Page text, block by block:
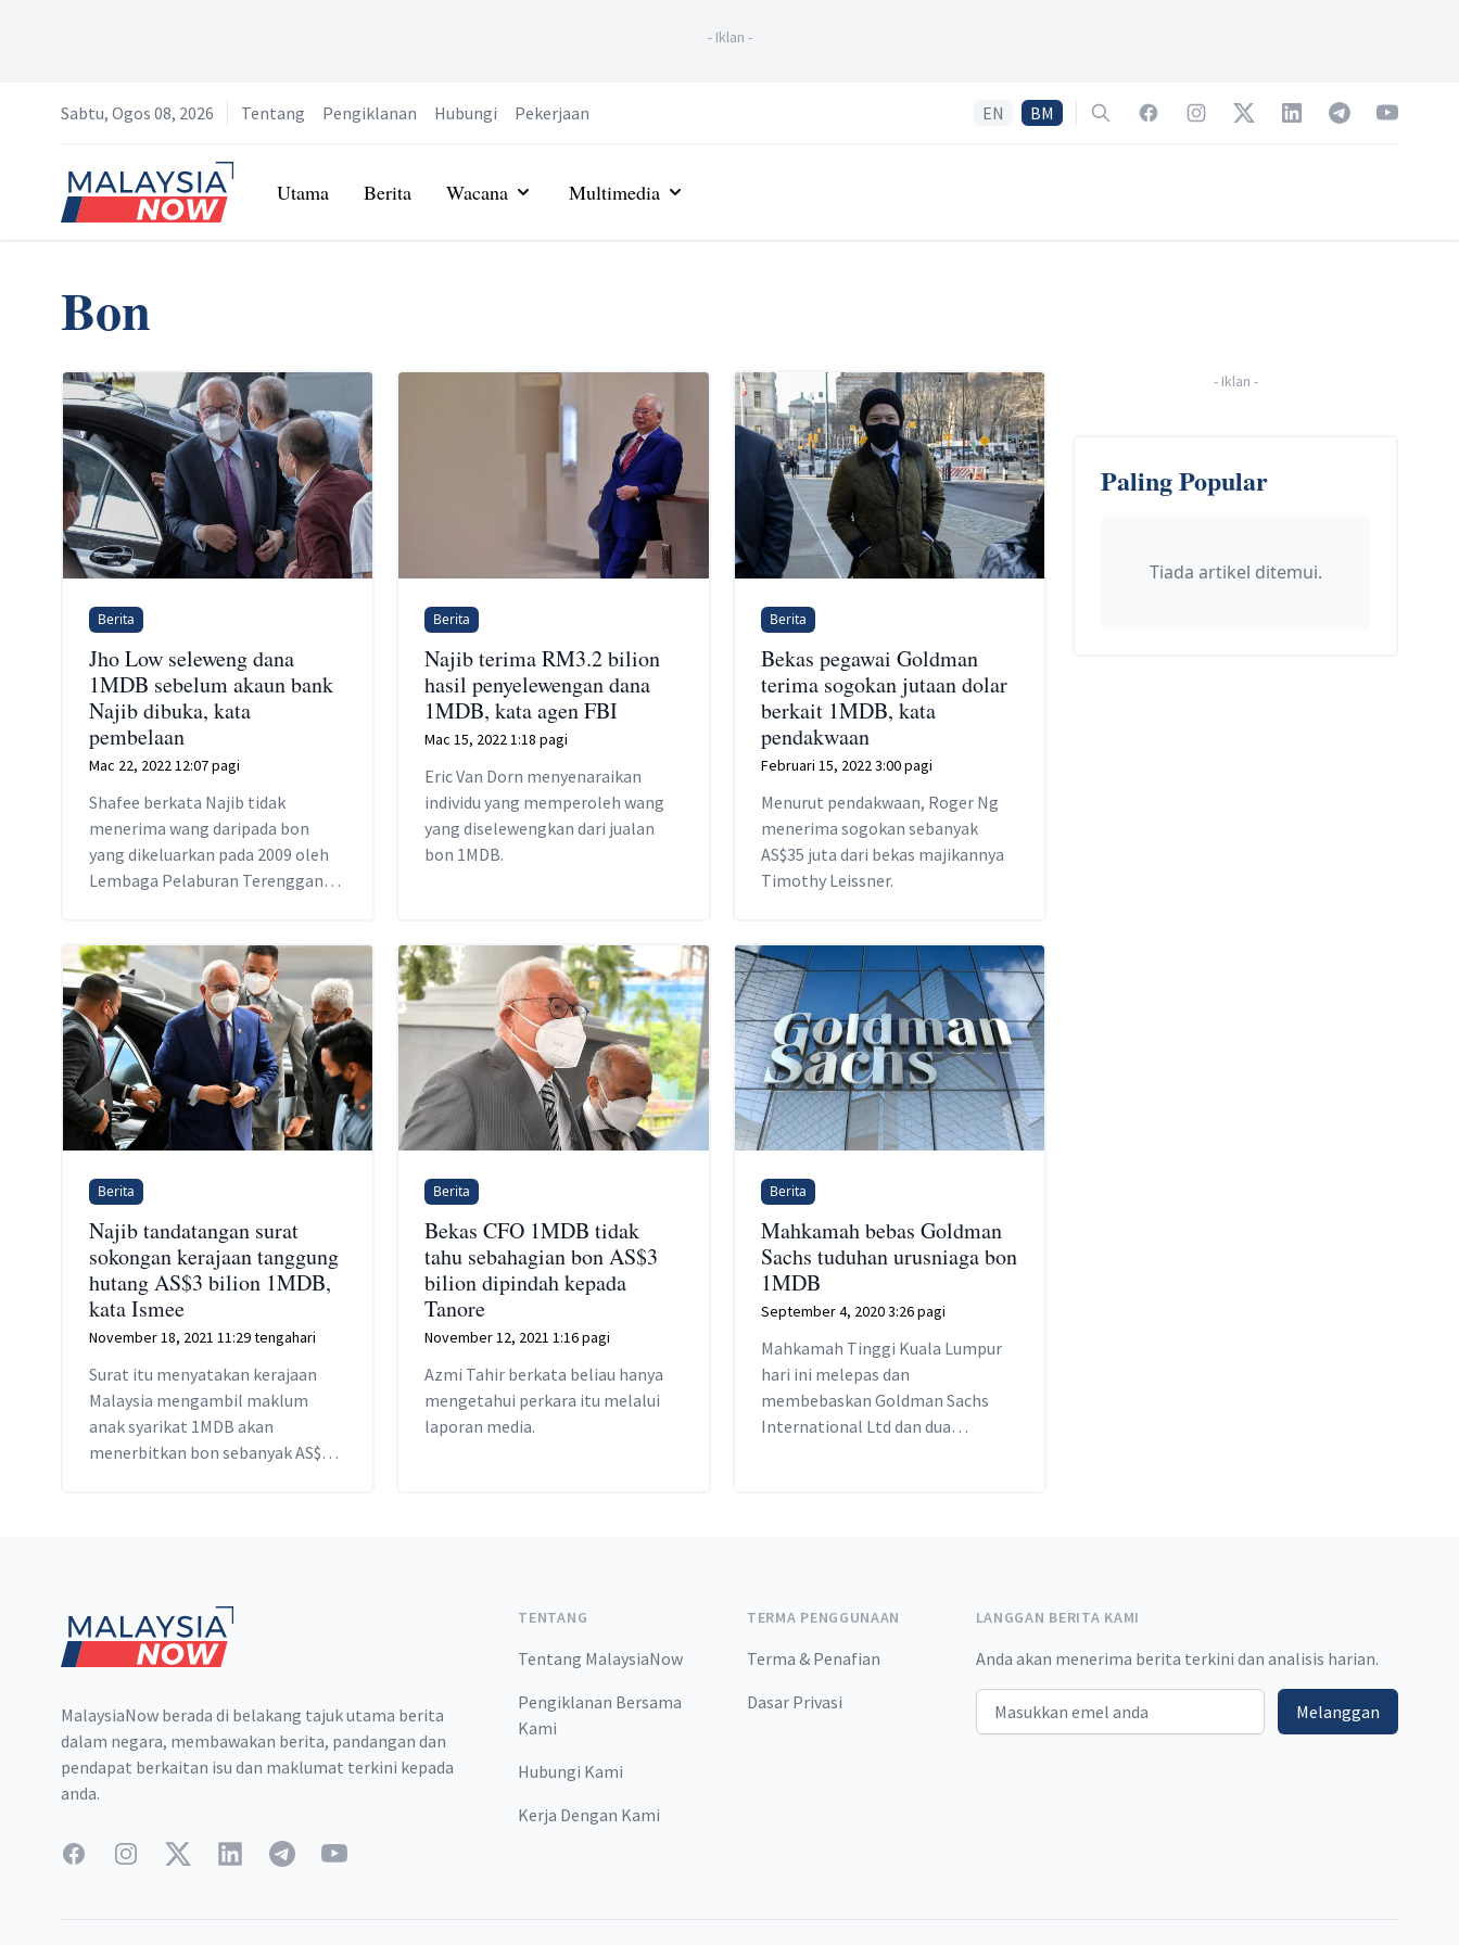
- Iklan -
Sabtu, Ogos 08, 2026 Tentang Pengiklanan Hubungi Pekerjaan EN BM SearchFacebookInstagramTwitterLinkedInTelegramYouTube
Home
Utama Berita Wacana Multimedia
Bon
Berita
Jho Low seleweng dana
1MDB sebelum akaun bank
Najib dibuka, kata
pembelaan
Mac 22, 2022 12:07 pagi
Shafee berkata Najib tidak
menerima wang daripada bon
yang dikeluarkan pada 2009 oleh
Lembaga Pelaburan Terengganu
Berita
Najib terima RM3.2 bilion
hasil penyelewengan dana
1MDB, kata agen FBI
Mac 15, 2022 1:18 pagi
Eric Van Dorn menyenaraikan
individu yang memperoleh wang
yang diselewengkan dari jualan
bon 1MDB.
Berita
Bekas pegawai Goldman
terima sogokan jutaan dolar
berkait 1MDB, kata
pendakwaan
Februari 15, 2022 3:00 pagi
Menurut pendakwaan, Roger Ng
menerima sogokan sebanyak
AS$35 juta dari bekas majikannya
Timothy Leissner.
Berita
Najib tandatangan surat
sokongan kerajaan tanggung
hutang AS$3 bilion 1MDB,
kata Ismee
November 18, 2021 11:29 tengahari
Surat itu menyatakan kerajaan
Malaysia mengambil maklum
anak syarikat 1MDB akan
menerbitkan bon sebanyak AS$3
Berita
Bekas CFO 1MDB tidak
tahu sebahagian bon AS$3
bilion dipindah kepada
Tanore
November 12, 2021 1:16 pagi
Azmi Tahir berkata beliau hanya
mengetahui perkara itu melalui
laporan media.
Berita
Mahkamah bebas Goldman
Sachs tuduhan urusniaga bon
1MDB
September 4, 2020 3:26 pagi
Mahkamah Tinggi Kuala Lumpur
hari ini melepas dan
membebaskan Goldman Sachs
International Ltd dan dua
memutuskan demikian selepas
Timbalan Pendakwa Raya Masri
Mohd Daud untuk menarik balik
semua pertuduhan terhadap bank
- Iklan -
Paling Popular
Tiada artikel ditemui.
MalaysiaNow berada di belakang tajuk utama berita
dalam negara, membawakan berita, pandangan dan
pendapat berkaitan isu dan maklumat terkini kepada
anda.
FacebookInstagramTwitterLinkedInTelegramYouTube
TENTANG
Tentang MalaysiaNow
Pengiklanan Bersama
Kami
Hubungi Kami
Kerja Dengan Kami
TERMA PENGGUNAAN
Terma & Penafian
Dasar Privasi
LANGGAN BERITA KAMI
Anda akan menerima berita terkini dan analisis harian.
Email address Melanggan